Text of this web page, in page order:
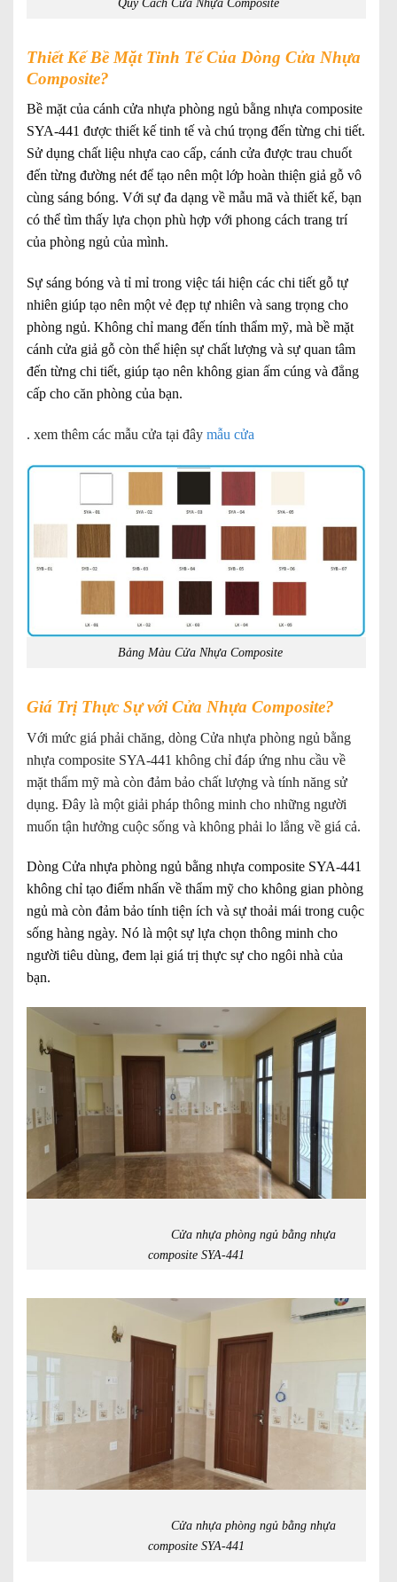
Thiết Kế Bề Mặt Tinh Tế Của Dòng Cửa Nhựa
Composite?
Bề mặt của cánh cửa nhựa phòng ngủ bằng nhựa composite
SYA-441 được thiết kế tinh tế và chú trọng đến từng chi tiết.
Sử dụng chất liệu nhựa cao cấp, cánh cửa được trau chuốt
đến từng đường nét để tạo nên một lớp hoàn thiện giả gỗ vô
cùng sáng bóng. Với sự đa dạng về mẫu mã và thiết kế, bạn
có thể tìm thấy lựa chọn phù hợp với phong cách trang trí
của phòng ngủ của mình.
Sự sáng bóng và tỉ mỉ trong việc tái hiện các chi tiết gỗ tự
nhiên giúp tạo nên một vẻ đẹp tự nhiên và sang trọng cho
phòng ngủ. Không chỉ mang đến tính thẩm mỹ, mà bề mặt
cánh cửa giả gỗ còn thể hiện sự chất lượng và sự quan tâm
đến từng chi tiết, giúp tạo nên không gian ấm cúng và đẳng
cấp cho căn phòng của bạn.
. xem thêm các mẫu cửa tại đây mẫu cửa
Bảng Màu Cửa Nhựa Composite
Giá Trị Thực Sự với Cửa Nhựa Composite?
Với mức giá phải chăng, dòng Cửa nhựa phòng ngủ bằng
nhựa composite SYA-441 không chỉ đáp ứng nhu cầu về
mặt thẩm mỹ mà còn đảm bảo chất lượng và tính năng sử
dụng. Đây là một giải pháp thông minh cho những người
muốn tận hưởng cuộc sống và không phải lo lắng về giá cả.
Dòng Cửa nhựa phòng ngủ bằng nhựa composite SYA-441
không chỉ tạo điểm nhấn về thẩm mỹ cho không gian phòng
ngủ mà còn đảm bảo tính tiện ích và sự thoải mái trong cuộc
sống hàng ngày. Nó là một sự lựa chọn thông minh cho
người tiêu dùng, đem lại giá trị thực sự cho ngôi nhà của
bạn.
Cửa nhựa phòng ngủ bằng nhựa
composite SYA-441
Cửa nhựa phòng ngủ bằng nhựa
composite SYA-441